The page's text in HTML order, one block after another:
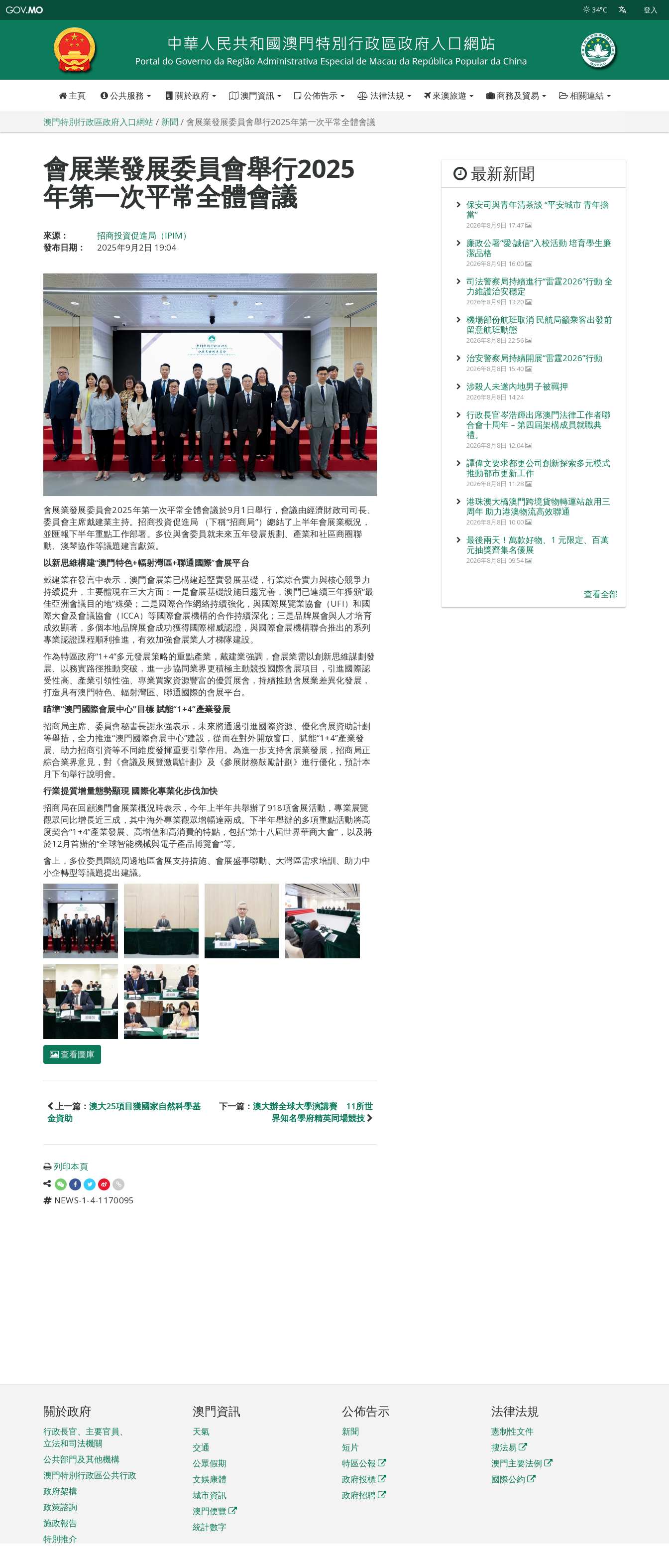
特
政
區
政
口
34°C 登入
主頁 公共服務 關於政府 澳門資訊 公佈告示 法律法規 來澳旅遊 商務及貿易 相關連結
澳門特別行政區政府入口網站 新聞 會展業發展委員會舉行2025年第一次平常全體會議
會展業發展委員會舉行2025
年第一次平常全體會議
來源：
招商投資促進局（IPIM）
發布日期：
2025年9月2日 19:04
會展業發展委員會2025年第一次平常全體會議於9月1日舉行，會議由經濟財政司司長、
委員會主席戴建業主持。招商投資促進局 （下稱“招商局”）總結了上半年會展業概況，
並匯報下半年重點工作部署。多位與會委員就未來五年發展規劃、產業和社區商圈聯
動、澳琴協作等議題建言獻策。
以新思維構建“澳門特色+輻射灣區+聯通國際”會展平台
戴建業在發言中表示，澳門會展業已構建起堅實發展基礎，行業綜合實力與核心競爭力
持續提升，主要體現在三大方面：一是會展基礎設施日趨完善，澳門已連續三年獲頒“最
佳亞洲會議目的地”殊榮；二是國際合作網絡持續強化，與國際展覽業協會（UFI）和國
際大會及會議協會（ICCA）等國際會展機構的合作持續深化；三是品牌展會與人才培育
成效顯著，多個本地品牌展會成功獲得國際權威認證，與國際會展機構聯合推出的系列
專業認證課程順利推進，有效加強會展業人才梯隊建設。
作為特區政府“1+4”多元發展策略的重點產業，戴建業強調，會展業需以創新思維謀劃發
展、以務實路徑推動突破，進一步協同業界更積極主動競投國際會展項目，引進國際認
受性高、產業引領性強、專業買家資源豐富的優質展會，持續推動會展業差異化發展，
打造具有澳門特色、輻射灣區、聯通國際的會展平台。
瞄準“澳門國際會展中心”目標 賦能“1+4”產業發展
招商局主席、委員會秘書長謝永強表示，未來將通過引進國際資源、優化會展資助計劃
等舉措，全力推進“澳門國際會展中心”建設，從而在對外開放窗口、賦能“1+4”產業發
展、助力招商引資等不同維度發揮重要引擎作用。為進一步支持會展業發展，招商局正
綜合業界意見，對《會議及展覽激勵計劃》及《參展財務鼓勵計劃》進行優化，預計本
月下旬舉行說明會。
行業提質增量態勢顯現 國際化專業化步伐加快
招商局在回顧澳門會展業概況時表示，今年上半年共舉辦了918項會展活動，專業展覽
觀眾同比增長近三成，其中海外專業觀眾增幅達兩成。下半年舉辦的多項重點活動將高
度契合“1+4”產業發展、高增值和高消費的特點，包括“第十八屆世界華商大會”，以及將
於12月首辦的“全球智能機械與電子產品博覽會”等。
會上，多位委員圍繞周邊地區會展支持措施、會展盛事聯動、大灣區需求培訓、助力中
小企轉型等議題提出建議。
查看圖庫
上一篇： 澳大25項目獲國家自然科學基
金資助
下一篇： 澳大辦全球大學演講賽 11所世
界知名學府精英同場競技
列印本頁
NEWS-1-4-1170095
最新新聞
保安司與青年清茶談 “平安城市 青年擔
當”
2026年8月9日 17:47
廉政公署“愛‧誠信”入校活動 培育學生廉
潔品格
2026年8月9日 16:00
司法警察局持續進行“雷霆2026”行動 全
力維護治安穩定
2026年8月9日 13:20
機場部份航班取消 民航局籲乘客出發前
留意航班動態
2026年8月8日 22:56
治安警察局持續開展“雷霆2026”行動
2026年8月8日 15:40
涉殺人未遂內地男子被羈押
2026年8月8日 14:24
行政長官岑浩輝出席澳門法律工作者聯
合會十周年 – 第四屆架構成員就職典
禮。
2026年8月8日 12:04
譚偉文要求都更公司創新探索多元模式
推動都市更新工作
2026年8月8日 11:28
港珠澳大橋澳門跨境貨物轉運站啟用三
周年 助力港澳物流高效聯通
2026年8月8日 10:00
最後兩天！萬款好物、1 元限定、百萬
元抽獎齊集名優展
2026年8月8日 09:54
查看全部
頁
腳
菜
單
關於政府
行政長官、主要官員、
立法和司法機關
公共部門及其他機構
澳門特別行政區公共行政
政府架構
政策諮詢
施政報告
特別推介
澳門資訊
天氣
交通
公眾假期
文娛康體
城市資訊
澳門便覽
統計數字
公佈告示
新聞
短片
特區公報
政府投標
政府招聘
法律法規
憲制性文件
搜法易
澳門主要法例
國際公約